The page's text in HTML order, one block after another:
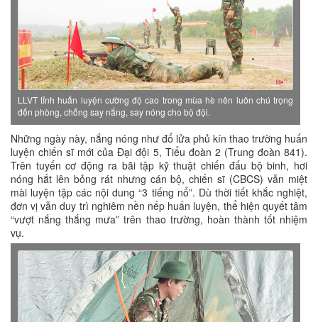
LLVT tỉnh huấn luyện cường độ cao trong mùa hè nên luôn chú trọng
đến phòng, chống say nắng, say nóng cho bộ đội.
Những ngày này, nắng nóng như đổ lửa phủ kín thao trường huấn
luyện chiến sĩ mới của Đại đội 5, Tiểu đoàn 2 (Trung đoàn 841).
Trên tuyến cơ động ra bãi tập kỹ thuật chiến đấu bộ binh, hơi
nóng hắt lên bỏng rát nhưng cán bộ, chiến sĩ (CBCS) vẫn miệt
mài luyện tập các nội dung “3 tiếng nổ”. Dù thời tiết khắc nghiệt,
đơn vị vẫn duy trì nghiêm nền nếp huấn luyện, thể hiện quyết tâm
“vượt nắng thắng mưa” trên thao trường, hoàn thành tốt nhiệm
vụ.